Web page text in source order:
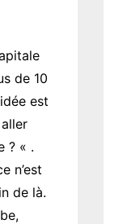
de 10
est
? « .
n’est
de là.